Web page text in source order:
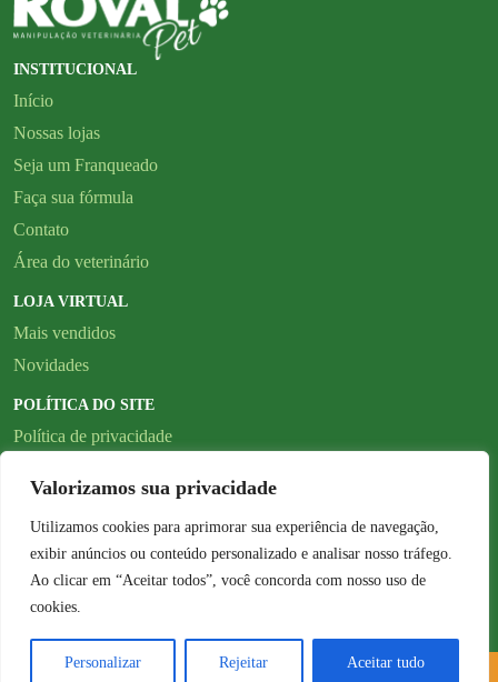
Valorizamos sua privacidade
Utilizamos cookies para aprimorar sua experiência de navegação,
exibir anúncios ou conteúdo personalizado e analisar nosso tráfego.
Ao clicar em “Aceitar todos”, você concorda com nosso uso de
cookies.
Personalizar Rejeitar Aceitar tudo
INSTITUCIONAL
Início
Nossas lojas
Seja um Franqueado
Faça sua fórmula
Contato
Área do veterinário
LOJA VIRTUAL
Mais vendidos
Novidades
POLÍTICA DO SITE
Política de privacidade
SIGA NOSSAS
REDES SOCIAIS